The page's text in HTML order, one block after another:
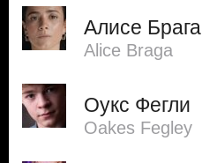
Алисе Брага
Alice Braga
Оукс Фегли
Oakes Fegley